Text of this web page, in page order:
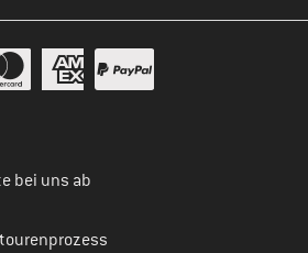
bei uns ab